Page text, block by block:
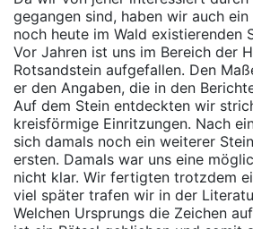
gegangen sind, haben wir auch
noch heute im Wald existierenden
Vor Jahren ist uns im Bereich der
Rotsandstein aufgefallen. Den
er den Angaben, die in den
Auf dem Stein entdeckten wir
kreisförmige Einritzungen. Nach
sich damals noch ein weiterer
ersten. Damals war uns eine
nicht klar. Wir fertigten trotzdem
viel später trafen wir in der
Welchen Ursprungs die Zeichen